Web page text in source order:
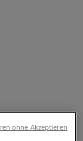
Kleider, Schuhe
ohne Akzeptieren